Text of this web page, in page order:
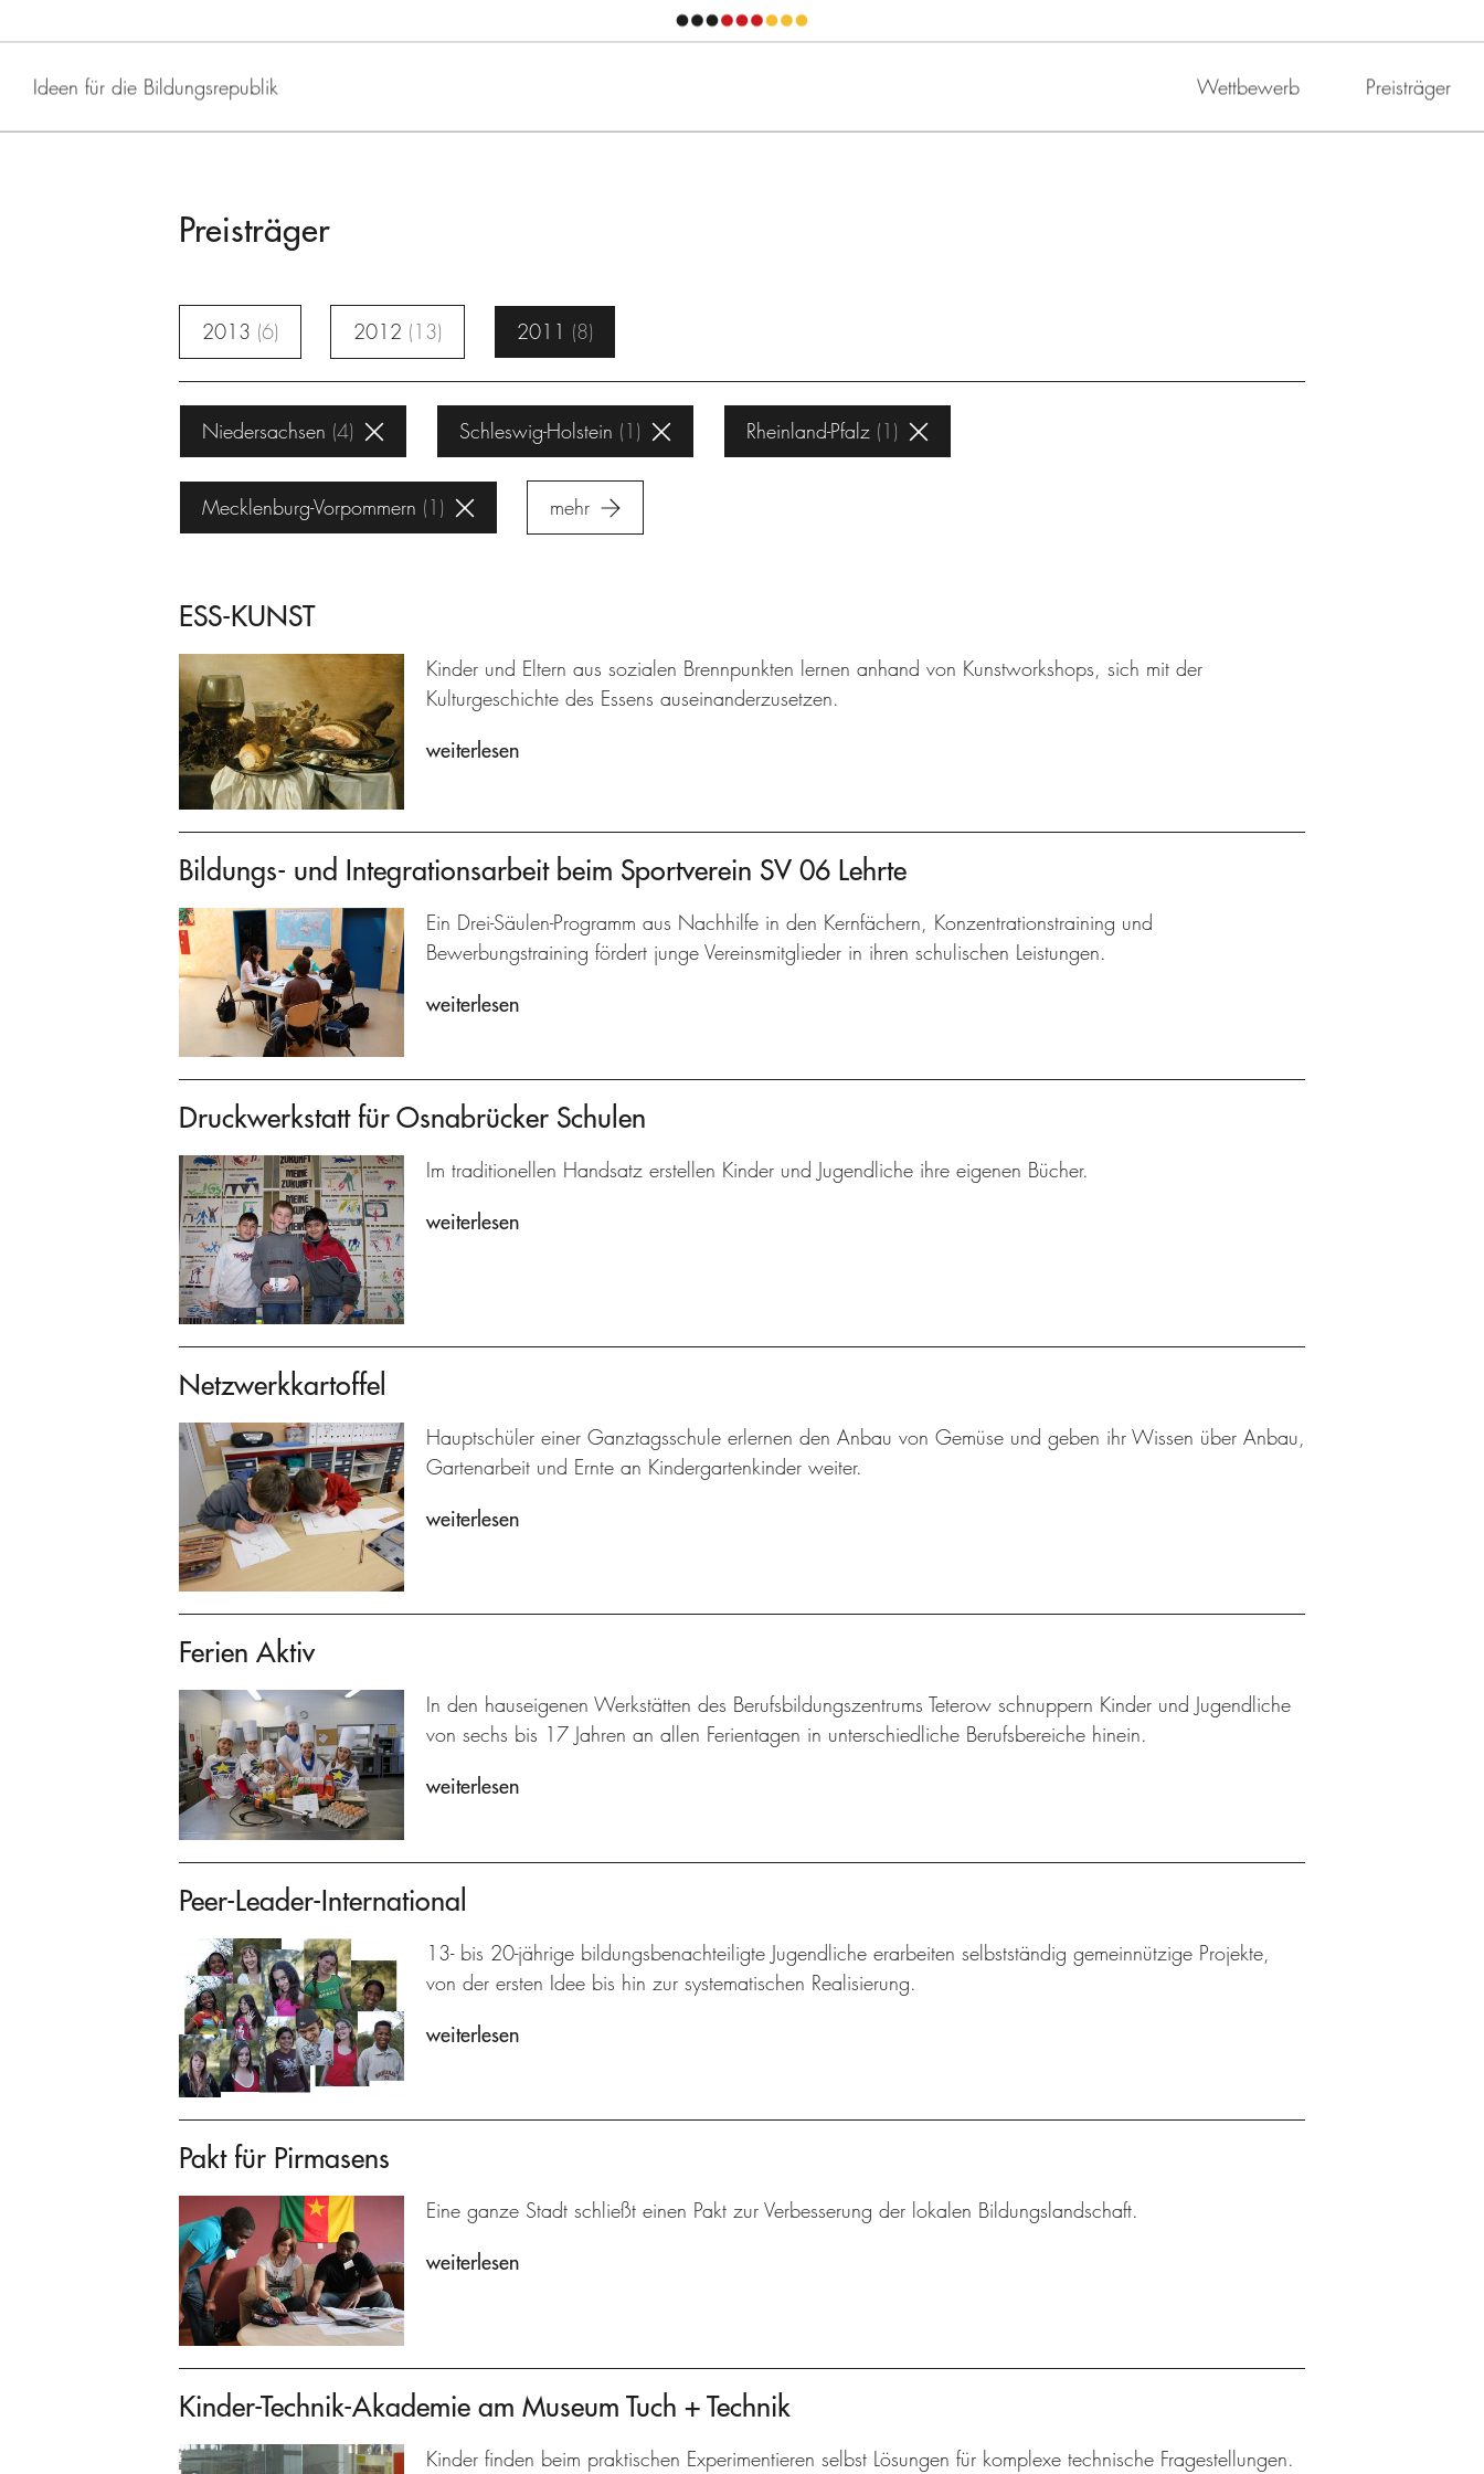
Ideen für die Bildungsrepublik Wettbewerb Preisträger
Preisträger
2013 6 2012 13 2011 8
Niedersachsen 4 Schleswig-Holstein 1 Rheinland-Pfalz 1
Mecklenburg-Vorpommern 1 mehr
ESS-KUNST
Kinder und Eltern aus sozialen Brennpunkten lernen anhand von Kunstworkshops, sich mit der
Kulturgeschichte des Essens auseinanderzusetzen.
weiterlesen
Bildungs- und Integrationsarbeit beim Sportverein SV 06 Lehrte
Ein Drei-Säulen-Programm aus Nachhilfe in den Kernfächern, Konzentrationstraining und
Bewerbungstraining fördert junge Vereinsmitglieder in ihren schulischen Leistungen.
weiterlesen
Druckwerkstatt für Osnabrücker Schulen
Im traditionellen Handsatz erstellen Kinder und Jugendliche ihre eigenen Bücher.
weiterlesen
Netzwerkkartoffel
Hauptschüler einer Ganztagsschule erlernen den Anbau von Gemüse und geben ihr Wissen über Anbau,
Gartenarbeit und Ernte an Kindergartenkinder weiter.
weiterlesen
Ferien Aktiv
In den hauseigenen Werkstätten des Berufsbildungszentrums Teterow schnuppern Kinder und Jugendliche
von sechs bis 17 Jahren an allen Ferientagen in unterschiedliche Berufsbereiche hinein.
weiterlesen
Peer-Leader-International
13- bis 20-jährige bildungsbenachteiligte Jugendliche erarbeiten selbstständig gemeinnützige Projekte,
von der ersten Idee bis hin zur systematischen Realisierung.
weiterlesen
Pakt für Pirmasens
Eine ganze Stadt schließt einen Pakt zur Verbesserung der lokalen Bildungslandschaft.
weiterlesen
Kinder-Technik-Akademie am Museum Tuch + Technik
Kinder finden beim praktischen Experimentieren selbst Lösungen für komplexe technische Fragestellungen.